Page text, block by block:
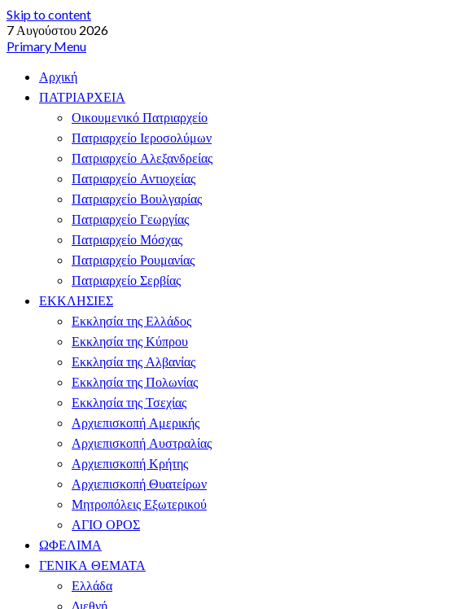
Skip to content
7 Αυγούστου 2026
Primary Menu
Αρχική
ΠΑΤΡΙΑΡΧΕΙΑ
Οικουμενικό Πατριαρχείο
Πατριαρχείο Ιεροσολύμων
Πατριαρχείο Αλεξανδρείας
Πατριαρχείο Αντιοχείας
Πατριαρχείο Βουλγαρίας
Πατριαρχείο Γεωργίας
Πατριαρχείο Μόσχας
Πατριαρχείο Ρουμανίας
Πατριαρχείο Σερβίας
ΕΚΚΛΗΣΙΕΣ
Εκκλησία της Ελλάδος
Εκκλησία της Κύπρου
Εκκλησία της Αλβανίας
Εκκλησία της Πολωνίας
Εκκλησία της Τσεχίας
Αρχιεπισκοπή Αμερικής
Αρχιεπισκοπή Αυστραλίας
Αρχιεπισκοπή Κρήτης
Αρχιεπισκοπή Θυατείρων
Μητροπόλεις Εξωτερικού
ΑΓΙΟ ΟΡΟΣ
ΩΦΕΛΙΜΑ
ΓΕΝΙΚΑ ΘΕΜΑΤΑ
Ελλάδα